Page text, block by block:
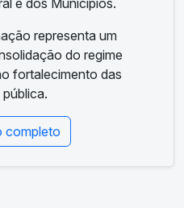
representa um
do regime
fortalecimento das
completo